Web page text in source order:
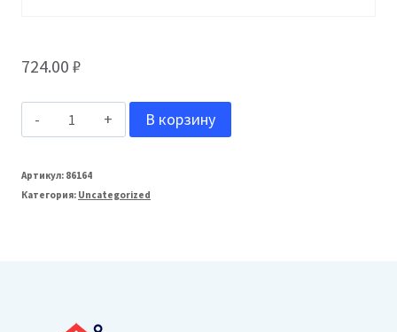
724.00 ₽
Количество
Grand
Line
В корзину
Артикул: 86164
Категория: Uncategorized